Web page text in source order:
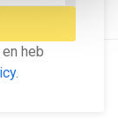
heb
.